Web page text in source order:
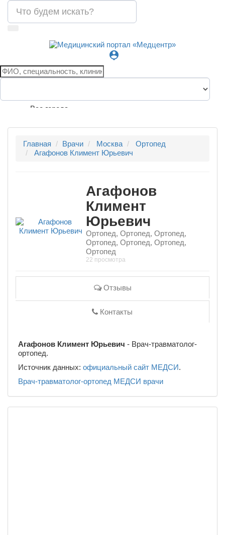
person_pin
Все города
Главная Врачи Москва
Ортопед
Агафонов Климент Юрьевич
Агафонов
Климент
Юрьевич
Ортопед, Ортопед, Ортопед,
Ортопед, Ортопед, Ортопед,
Ортопед
22 просмотра
Отзывы
Контакты
Агафонов Климент Юрьевич - Врач-травматолог-
ортопед.
Источник данных: официальный сайт МЕДСИ.
Врач-травматолог-ортопед МЕДСИ врачи